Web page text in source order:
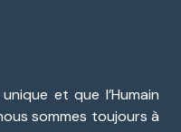
et que l’Humain
sommes toujours à